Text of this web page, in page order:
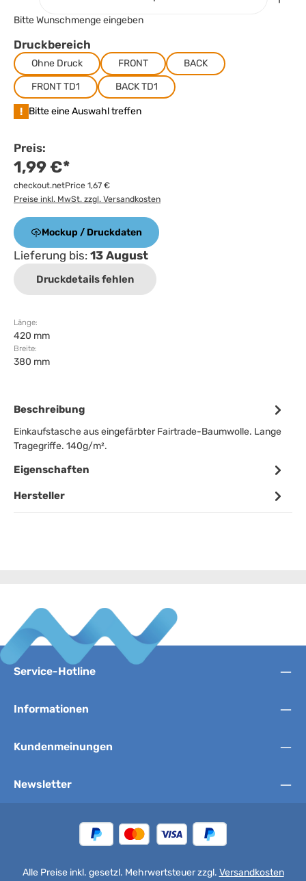
Bitte Wunschmenge eingeben
Druckbereich
Ohne Druck FRONT
BACK
FRONT TD1
BACK TD1
! Bitte eine Auswahl treffen
Preis:
1,99 €*
checkout.netPrice 1,67 €
Preise inkl. MwSt. zzgl. Versandkosten
Mockup / Druckdaten
Lieferung bis: 13 August
Druckdetails fehlen
Länge:
420 mm
Breite:
380 mm
Beschreibung
Einkaufstasche aus eingefärbter Fairtrade-Baumwolle. Lange
Tragegriffe. 140g/m².
Eigenschaften
Hersteller
Service-Hotline
Informationen
Kundenmeinungen
Newsletter
Alle Preise inkl. gesetzl. Mehrwertsteuer zzgl. Versandkosten